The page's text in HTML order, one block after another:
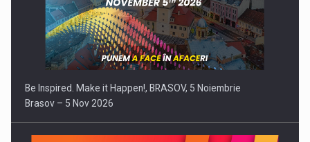
Be Inspired. Make it Happen!, BRASOV, 5 Noiembrie
Brasov – 5 Nov 2026